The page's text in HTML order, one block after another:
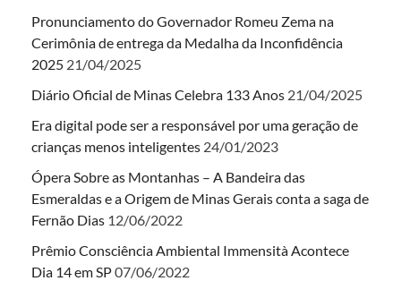
Pronunciamento do Governador Romeu Zema na
Cerimônia de entrega da Medalha da Inconfidência
2025 21/04/2025
Diário Oficial de Minas Celebra 133 Anos 21/04/2025
Era digital pode ser a responsável por uma geração de
crianças menos inteligentes 24/01/2023
Ópera Sobre as Montanhas – A Bandeira das
Esmeraldas e a Origem de Minas Gerais conta a saga de
Fernão Dias 12/06/2022
Prêmio Consciência Ambiental Immensità Acontece
Dia 14 em SP07/06/2022